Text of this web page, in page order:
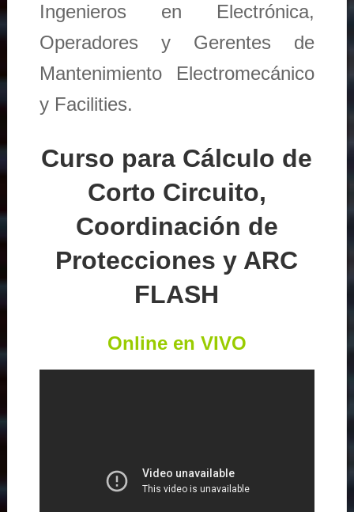
Ingenieros en Electrónica,
Operadores y Gerentes de
Mantenimiento Electromecánico
y Facilities.
Curso para Cálculo de
Corto Circuito,
Coordinación de
Protecciones y ARC
FLASH
Online en VIVO